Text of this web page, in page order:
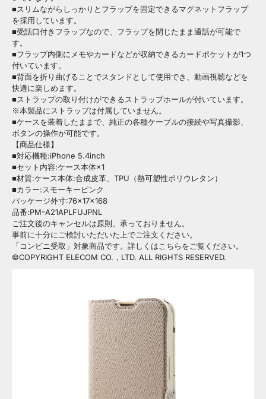
■スリムながらしっかりとフラップを固定できるマグネットフラップ
を採用しています。
■受話口付きフラップなので、フラップを閉じたまま通話が可能で
す。
■フラップ内側にメモやカードなどが収納できるカードポケットが1つ
付いています。
■背面を折り曲げることでスタンドとして使用でき、動画視聴などを
快適に楽しめます。
■ストラップの取り付けができるストラップホールが付いています。
※本製品にストラップは付属していません。
■ケースを装着したままで、純正の各種ケーブルの接続や写真撮影、
ボタンの操作が可能です。
【商品仕様】
■対応機種:iPhone 5.4inch
■セット内容:ケース本体×1
■材質:ケース本体:合成皮革、TPU（熱可塑性ポリウレタン）
■カラー:スモーキーピンク
パッケージ外寸:76×17×168
品番:PM-A21APLFUJPNL
ご注文後のキャンセルは原則、承っておりません。
事前に十分にご検討いただいた上でご注文ください。
「コンビニ受取」対象商品です。詳しくはこちらをご覧ください。
©COPYRIGHT ELECOM CO.，LTD. ALL RIGHTS RESERVED.